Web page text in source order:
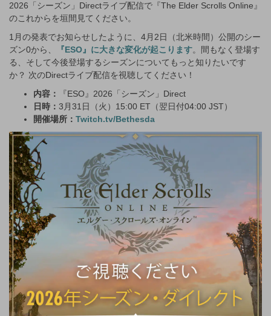
2026「シーズン」Directライブ配信で『The Elder Scrolls Online』
のこれからを垣間見てください。
1月の発表でお知らせしたように、4月2日（北米時間）公開のシー
ズン0から、
『ESO』に大きな変化が起こります。間もなく登場す
る、そして今後登場するシーズンについてもっと知りたいです
か？ 次のDirectライブ配信を視聴してください！
内容：
『ESO』2026「シーズン」Direct
日時： 3月31日（火）15:00 ET（翌日付04:00 JST）
開催場所： Twitch.tv/Bethesda